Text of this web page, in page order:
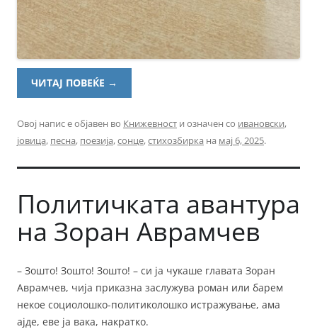
ЧИТАЈ ПОВЕЌЕ →
Овој напис е објавен во Книжевност и означен со ивановски,
јовица, песна, поезија,сонце,стихозбирка на мај 6, 2025.
Политичката авантура
на Зоран Аврамчев
– Зошто! Зошто! Зошто! – си ја чукаше главата Зоран
Аврамчев, чија приказна заслужува роман или барем
некое социолошко-политиколошко истражување, ама
ајде, еве ја вака, накратко.